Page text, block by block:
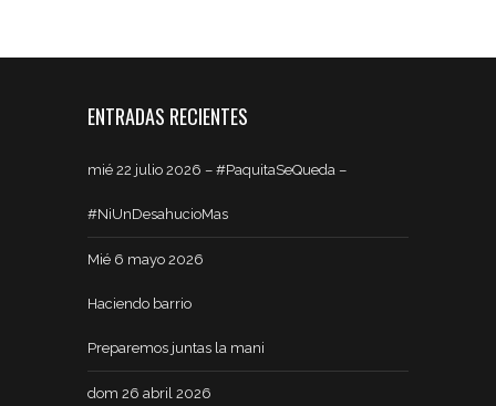
ENTRADAS RECIENTES
mié 22 julio 2026 – #PaquitaSeQueda –
#NiUnDesahucioMas
Mié 6 mayo 2026
Haciendo barrio
Preparemos juntas la mani
dom 26 abril 2026